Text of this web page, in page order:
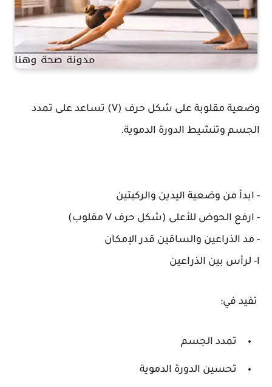
وضعية مقلوبة على شكل حرف (V) تساعد على تمدد
الجسم وتنشيط الدورة الدموية.
- ابدأ من وضعية اليدين والركبتين
- ارفع الحوض للأعلى (شكل حرف V مقلوب)
- مد الذراعين والساقين قدر الإمكان
ا- لرأس بين الذراعين
تفيد في:
تمدد الجسم
تحسين الدورة الدموية